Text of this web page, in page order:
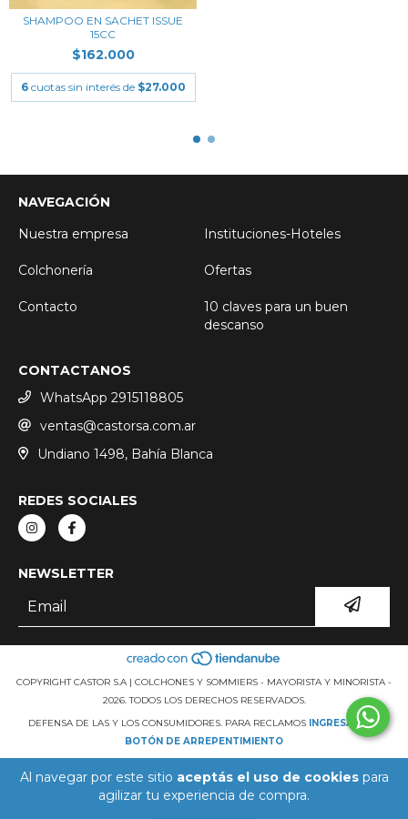
Al navegar por este sitio aceptás el uso de cookiespara
agilizar tu experiencia de compra.
SHAMPOO EN SACHET ISSUE
15CC
$162.000
6 cuotas sin interés de $27.000
NAVEGACIÓN
Nuestra empresa
Instituciones-Hoteles
Colchonería Ofertas
Contacto
10 claves para un buen
descanso
CONTACTANOS
WhatsApp 2915118805
ventas@castorsa.com.ar
Undiano 1498, Bahía Blanca
REDES SOCIALES
NEWSLETTER
COPYRIGHT CASTOR S.A | COLCHONES Y SOMMIERS - MAYORISTA Y MINORISTA -
2026. TODOS LOS DERECHOS RESERVADOS.
DEFENSA DE LAS Y LOS CONSUMIDORES. PARA RECLAMOS
INGRESÁ ACÁ.
BOTÓN DE ARREPENTIMIENTO